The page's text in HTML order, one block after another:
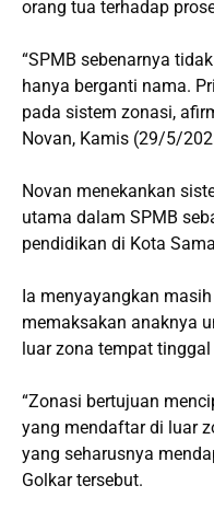
orang tua terhadap
“SPMB sebenarnya
hanya berganti nama.
pada sistem zonasi,
Novan, Kamis (29/5/
Novan menekankan
utama dalam SPMB
pendidikan di Kota
Ia menyayangkan
memaksakan anaknya
luar zona tempat tinggal
“Zonasi bertujuan
yang mendaftar di luar
yang seharusnya
Golkar tersebut.